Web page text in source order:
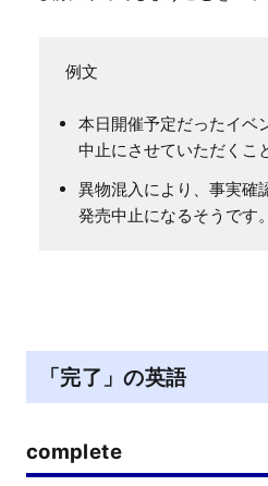
本日開催予定だったイベ
中止にさせていただくこ
異物混入により、事実確
発売中止になるそうです。
「完了」の英語
complete